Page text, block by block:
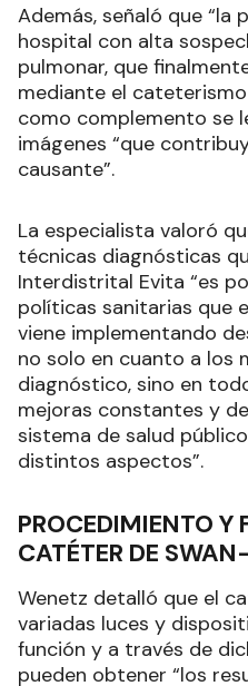
Además, señaló que “la
hospital con alta
pulmonar, que
mediante el
como complemento se
imágenes “que
causante”.
La especialista valoró
técnicas diagnósticas
Interdistrital Evita “es
políticas sanitarias que
viene implementando
no solo en cuanto a los
diagnóstico, sino en
mejoras constantes y
sistema de salud
distintos aspectos”.
PROCEDIMIENTO Y
CATÉTER DE
Wenetz detalló que el
variadas luces y
función y a través de
pueden obtener “los